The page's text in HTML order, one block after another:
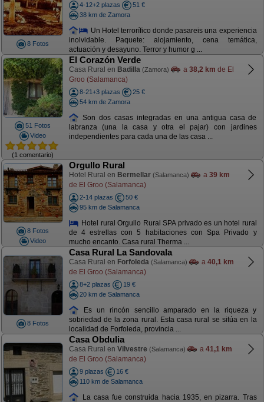
8 Fotos
4-12+2 plazas
51 €
38 km de Zamora
Un Hotel terrorífico donde pasareis una experiencia
inolvidable. Paquete: alojamiento, cena temática,
actuación y desayuno. Terror y humor g ...
51 Fotos
Video
(1 comentario)
El Corazón Verde
Casa Rural en Badilla (Zamora) a 38,2 km de El
Groo (Salamanca)
8-21+3 plazas
25 €
54 km de Zamora
Son dos casas integradas en una antigua casa de
labranza (una la casa y otra el pajar) con jardines
independientes para cada una de las casa ...
8 Fotos
Video
Orgullo Rural
Hotel Rural en Bermellar (Salamanca) a 39 km
de El Groo (Salamanca)
2-14 plazas
50 €
95 km de Salamanca
Hotel rural Orgullo Rural SPA privado es un hotel rural
de 4 estrellas con 5 habitaciones con Spa Privado y
mucho encanto. Casa rural Therma ...
8 Fotos
Casa Rural La Sandovala
Casa Rural en Forfoleda (Salamanca) a 40,1 km
de El Groo (Salamanca)
8+2 plazas
19 €
20 km de Salamanca
Es un rincón sencillo amparado en la riqueza y
sobriedad de la zona rural. Esta casa rural se sitúa en la
localidad de Forfoleda, provincia ...
Casa Obdulia
Casa Rural en Vilvestre (Salamanca) a 41,1 km
de El Groo (Salamanca)
9 plazas
16 €
110 km de Salamanca
La casa fue construida hacia 1935, en pizarra. Tras